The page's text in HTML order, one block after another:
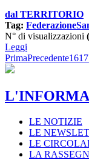
dal TERRITORIO
Tag:
N° di visualizzazioni
Leggi
PrimaPrecedente1617
LE NOTIZIE
LE
LE
LA